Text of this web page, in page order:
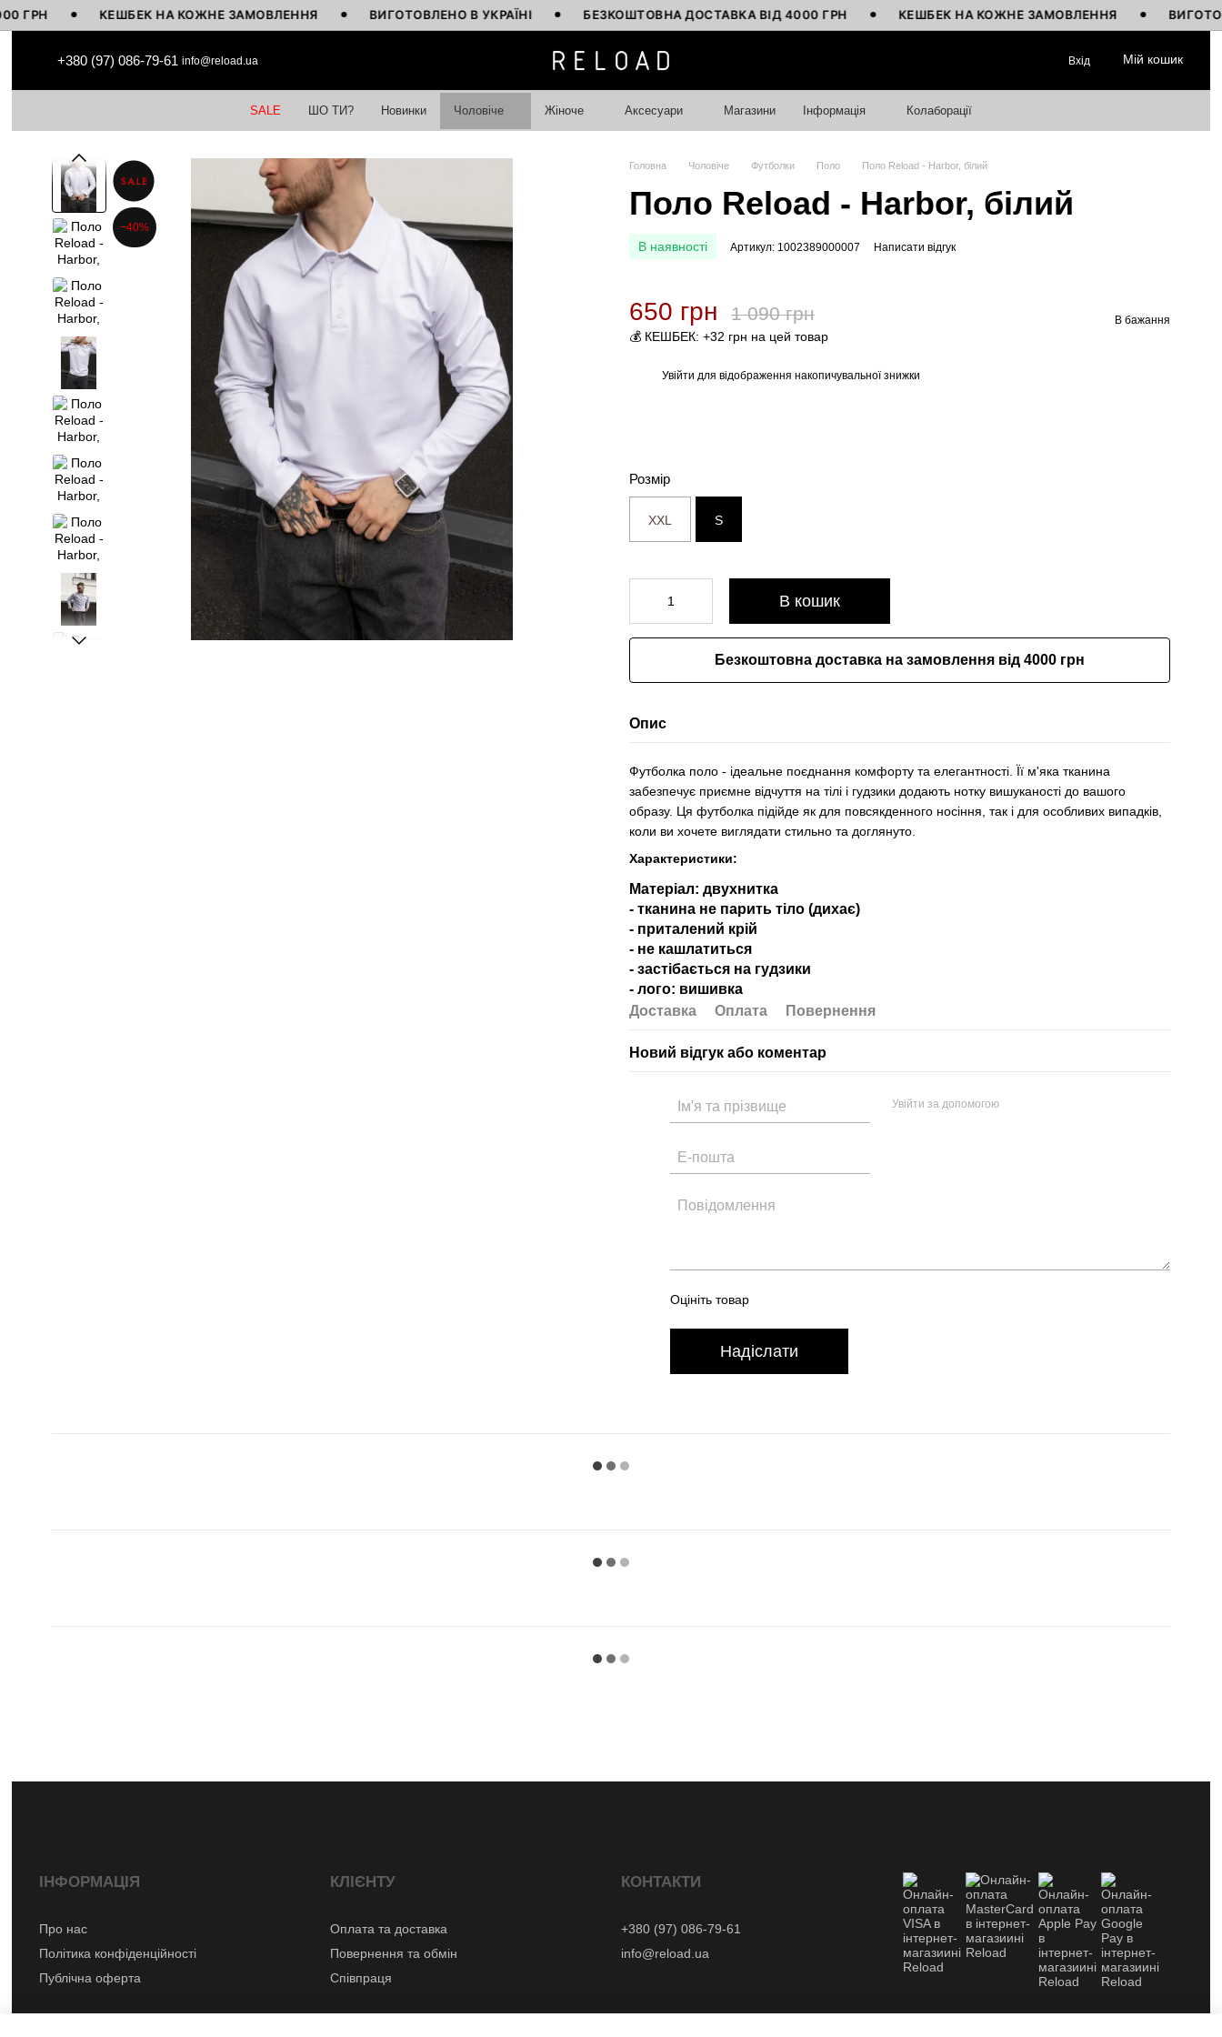
КЕШБЕК НА КОЖНЕ ЗАМОВЛЕННЯ ВИГОТОВЛЕНО В УКРАЇНІ БЕЗКОШТОВНА ДОСТАВКА ВІД 4000 ГРН КЕШБЕК НА КОЖНЕ ЗАМОВЛЕННЯ ВИГОТОВЛЕНО
+380 (97) 086-79-61 info@reload.ua Вхід Мій кошик
SALE ШО ТИ? Новинки Чоловіче Жіноче Аксесуари Магазини Інформація Колаборації
−40%
Головна Чоловіче Футболки Поло Поло Reload - Harbor, білий
Поло Reload - Harbor, білий
В наявності Артикул: 1002389000007 Написати відгук
650 грн 1 090 грн
💰 КЕШБЕК: +32 грн на цей товар
В бажання
Увійти для відображення накопичувальної знижки
Розмір
XXL S
В кошик
Безкоштовна доставка на замовлення від 4000 грн
Опис
Футболка поло - ідеальне поєднання комфорту та елегантності. Її м'яка тканина
забезпечує приємне відчуття на тілі і гудзики додають нотку вишуканості до вашого
образу. Ця футболка підійде як для повсякденного носіння, так і для особливих випадків,
коли ви хочете виглядати стильно та доглянуто.
Характеристики:
Матеріал: двухнитка
- тканина не парить тіло (дихає)
- приталений крій
- не кашлатиться
- застібається на гудзики
- лого: вишивка
Доставка
Оплата Повернення
Новий відгук або коментар
Увійти за допомогою
Оцініть товар
Надіслати
ІНФОРМАЦІЯ
Про нас
Політика конфіденційності
Публічна оферта
КЛІЄНТУ
Оплата та доставка
Повернення та обмін
Співпраця
КОНТАКТИ
+380 (97) 086-79-61
info@reload.ua